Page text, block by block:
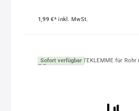
1,99 €*inkl. MwSt.
Sofort verfügbar